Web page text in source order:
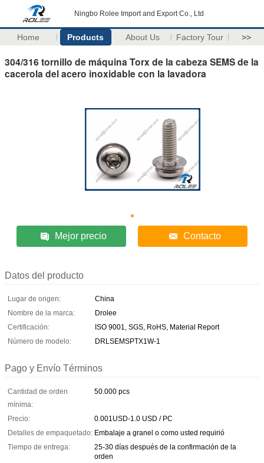
Ningbo Rolee Import and Export Co., Ltd
Home Products About Us Factory Tour >>
304/316 tornillo de máquina Torx de la cabeza SEMS de la
cacerola del acero inoxidable con la lavadora
Mejor precio Contacto
Datos del producto
Lugar de origen:
China
Nombre de la marca:
Drolee
Certificación:
ISO 9001, SGS, RoHS, Material Report
Número de modelo:
DRLSEMSPTX1W-1
Pago y Envío Términos
Cantidad de orden
mínima:
50.000 pcs
Precio:
0.001USD-1.0 USD / PC
Detalles de empaquetado: Embalaje a granel o como usted requirió
Tiempo de entrega:
25-30 días después de la confirmación de la
orden